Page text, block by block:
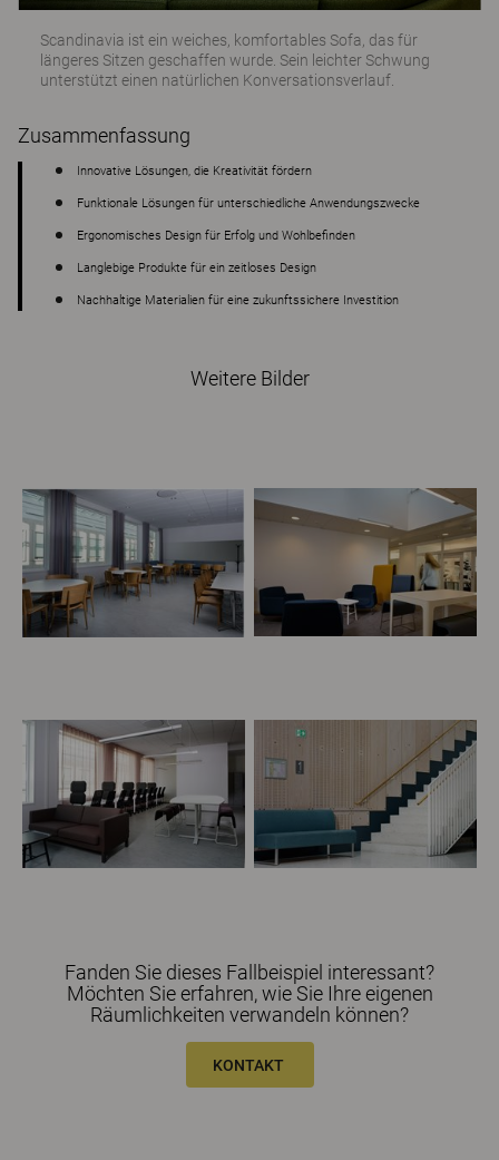
Scandinavia ist ein weiches, komfortables Sofa, das für
längeres Sitzen geschaffen wurde. Sein leichter Schwung
unterstützt einen natürlichen Konversationsverlauf.
Zusammenfassung
Innovative Lösungen, die Kreativität fördern
Funktionale Lösungen für unterschiedliche Anwendungszwecke
Ergonomisches Design für Erfolg und Wohlbefinden
Langlebige Produkte für ein zeitloses Design
Nachhaltige Materialien für eine zukunftssichere Investition
Weitere Bilder
Fanden Sie dieses Fallbeispiel interessant?
Möchten Sie erfahren, wie Sie Ihre eigenen
Räumlichkeiten verwandeln können?
KONTAKT